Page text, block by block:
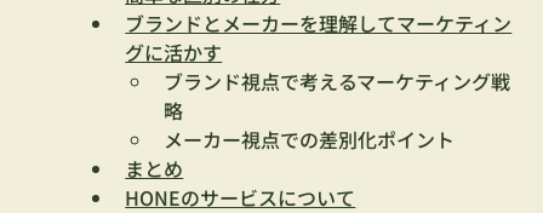
ブランドとメーカーを理解してマーケティン
グに活かす
ブランド視点で考えるマーケティング戦
略
メーカー視点での差別化ポイント
まとめ
HONEのサービスについて